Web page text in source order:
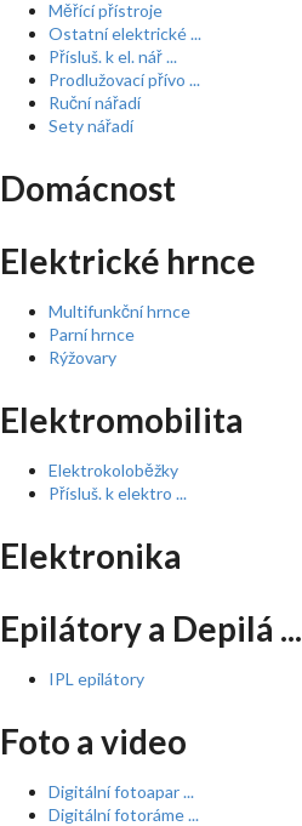
Měřící přístroje
Ostatní elektrické ...
Přísluš. k el. nář ...
Prodlužovací přívo ...
Ruční nářadí
Sety nářadí
Domácnost
Elektrické hrnce
Multifunkční hrnce
Parní hrnce
Rýžovary
Elektromobilita
Elektrokoloběžky
Přísluš. k elektro ...
Elektronika
Epilátory a Depilá ...
IPL epilátory
Foto a video
Digitální fotoapar ...
Digitální fotoráme ...